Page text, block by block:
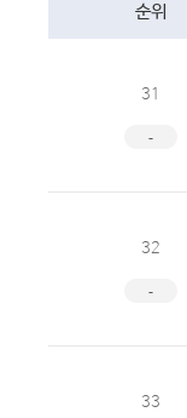
순위
31
-
32
-
33